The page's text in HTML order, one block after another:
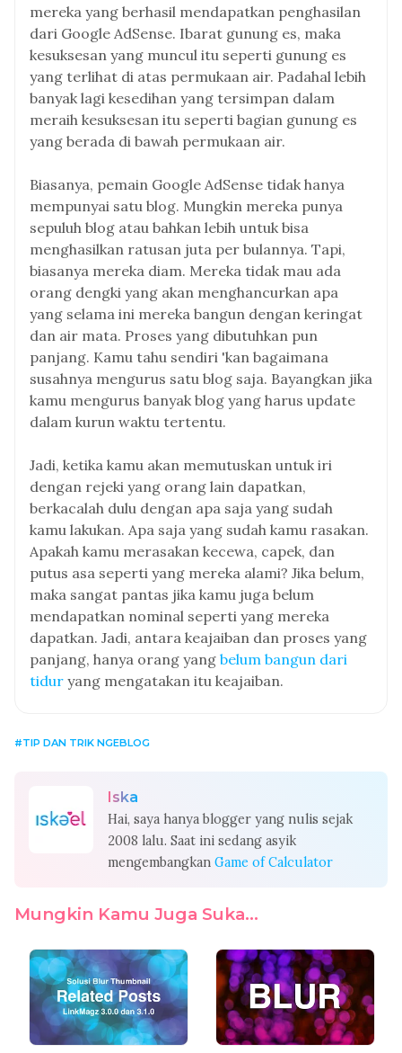
mereka yang berhasil mendapatkan penghasilan
dari Google AdSense. Ibarat gunung es, maka
kesuksesan yang muncul itu seperti gunung es
yang terlihat di atas permukaan air. Padahal lebih
banyak lagi kesedihan yang tersimpan dalam
meraih kesuksesan itu seperti bagian gunung es
yang berada di bawah permukaan air.
Biasanya, pemain Google AdSense tidak hanya
mempunyai satu blog. Mungkin mereka punya
sepuluh blog atau bahkan lebih untuk bisa
menghasilkan ratusan juta per bulannya. Tapi,
biasanya mereka diam. Mereka tidak mau ada
orang dengki yang akan menghancurkan apa
yang selama ini mereka bangun dengan keringat
dan air mata. Proses yang dibutuhkan pun
panjang. Kamu tahu sendiri 'kan bagaimana
susahnya mengurus satu blog saja. Bayangkan jika
kamu mengurus banyak blog yang harus update
dalam kurun waktu tertentu.
Jadi, ketika kamu akan memutuskan untuk iri
dengan rejeki yang orang lain dapatkan,
berkacalah dulu dengan apa saja yang sudah
kamu lakukan. Apa saja yang sudah kamu rasakan.
Apakah kamu merasakan kecewa, capek, dan
putus asa seperti yang mereka alami? Jika belum,
maka sangat pantas jika kamu juga belum
mendapatkan nominal seperti yang mereka
dapatkan. Jadi, antara keajaiban dan proses yang
panjang, hanya orang yang belum bangun dari
tidur yang mengatakan itu keajaiban.
TIP DAN TRIK NGEBLOG
Iska
Hai, saya hanya blogger yang nulis sejak
2008 lalu. Saat ini sedang asyik
mengembangkan Game of Calculator
Mungkin Kamu Juga Suka...